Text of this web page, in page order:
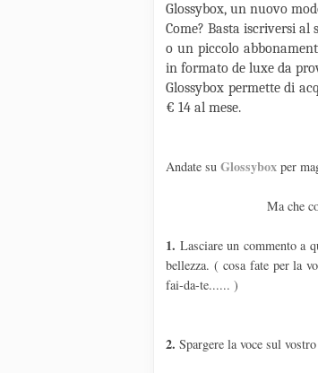
Glossybox, un nuovo
Come? Basta iscriversi al
o un piccolo
in formato de luxe da
Glossybox permette di
€ 14 al mese.
Andate su Glossybox per
Ma che
1. Lasciare un commento a
bellezza. ( cosa fate per la
fai-da-te...... )
2. Spargere la voce sul